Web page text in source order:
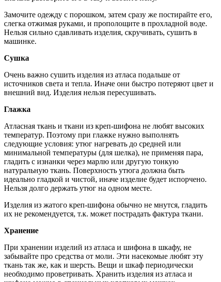
Замочите одежду с порошком, затем сразу же постирайте его,
слегка отжимая руками, и прополощите в прохладной воде.
Нельзя сильно сдавливать изделия, скручивать, сушить в
машинке.
Сушка
Очень важно сушить изделия из атласа подальше от
источников света и тепла. Иначе они быстро потеряют цвет и
внешний вид. Изделия нельзя пересушивать.
Глажка
Атласная ткань и ткани из креп-шифона не любят высоких
температур. Поэтому при глажке нужно выполнять
следующие условия: утюг нагревать до средней или
минимальной температуры (для шелка), не применяя пара,
гладить с изнанки через марлю или другую тонкую
натуральную ткань. Поверхность утюга должна быть
идеально гладкой и чистой, иначе изделие будет испорчено.
Нельзя долго держать утюг на одном месте.
Изделия из жатого креп-шифона обычно не мнутся, гладить
их не рекомендуется, т.к. может пострадать фактура ткани.
Хранение
При хранении изделий из атласа и шифона в шкафу, не
забывайте про средства от моли. Эти насекомые любят эту
ткань так же, как и шерсть. Вещи и шкаф периодически
необходимо проветривать. Хранить изделия из атласа и